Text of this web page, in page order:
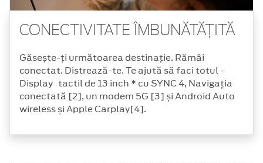
CONECTIVITATE ÎMBUNĂTĂȚITĂ
Găsește-ți următoarea destinație. Rămâi
conectat. Distrează-te. Te ajută să faci totul -
Display tactil de 13 inch * cu SYNC 4, Navigația
conectată [2], un modem 5G [3] și Android Auto
wireless și Apple Carplay[4].